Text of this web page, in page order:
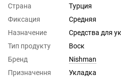
Страна
Турция
Фиксация
Средняя
Назначение
Средства для
Тип продукту
Воск
Бренд
Nishman
Призначення
Укладка